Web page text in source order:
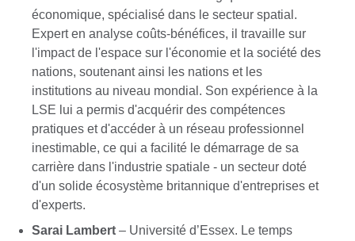
économique, spécialisé dans le secteur spatial.
Expert en analyse coûts-bénéfices, il travaille sur
l'impact de l'espace sur l'économie et la société des
nations, soutenant ainsi les nations et les
institutions au niveau mondial. Son expérience à la
LSE lui a permis d'acquérir des compétences
pratiques et d'accéder à un réseau professionnel
inestimable, ce qui a facilité le démarrage de sa
carrière dans l'industrie spatiale - un secteur doté
d'un solide écosystème britannique d'entreprises et
d'experts.
Sarai Lambert – Université d’Essex. Le temps